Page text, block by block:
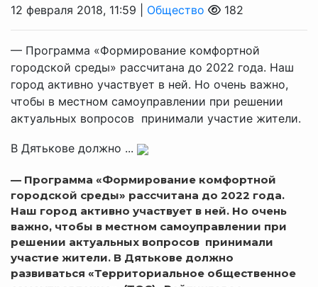
12 февраля 2018, 11:59 | Общество 182
— Программа «Формирование комфортной
городской среды» рассчитана до 2022 года. Наш
город активно участвует в ней. Но очень важно,
чтобы в местном самоуправлении при решении
актуальных вопросов принимали участие жители.
В Дятькове должно ...
— Программа «Формирование комфортной
городской среды» рассчитана до 2022 года.
Наш город активно участвует в ней. Но очень
важно, чтобы в местном самоуправлении при
решении актуальных вопросов принимали
участие жители. В Дятькове должно
развиваться «Территориальное общественное